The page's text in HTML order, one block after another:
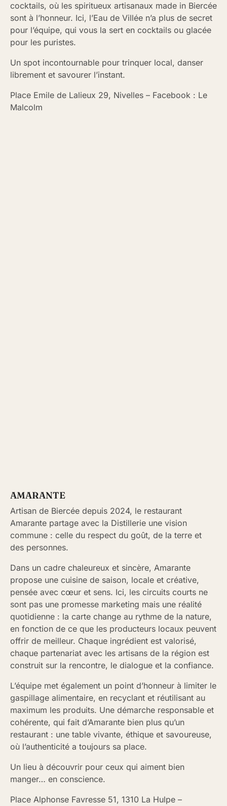
cocktails, où les spiritueux artisanaux made in Biercée
sont à l’honneur. Ici, l’Eau de Villée n’a plus de secret
pour l’équipe, qui vous la sert en cocktails ou glacée
pour les puristes.
Un spot incontournable pour trinquer local, danser
librement et savourer l’instant.
Place Emile de Lalieux 29, Nivelles – Facebook : Le
Malcolm
AMARANTE
Artisan de Biercée depuis 2024, le restaurant
Amarante partage avec la Distillerie une vision
commune : celle du respect du goût, de la terre et
des personnes.
Dans un cadre chaleureux et sincère, Amarante
propose une cuisine de saison, locale et créative,
pensée avec cœur et sens. Ici, les circuits courts ne
sont pas une promesse marketing mais une réalité
quotidienne : la carte change au rythme de la nature,
en fonction de ce que les producteurs locaux peuvent
offrir de meilleur. Chaque ingrédient est valorisé,
chaque partenariat avec les artisans de la région est
construit sur la rencontre, le dialogue et la confiance.
L’équipe met également un point d’honneur à limiter le
gaspillage alimentaire, en recyclant et réutilisant au
maximum les produits. Une démarche responsable et
cohérente, qui fait d’Amarante bien plus qu’un
restaurant : une table vivante, éthique et savoureuse,
où l’authenticité a toujours sa place.
Un lieu à découvrir pour ceux qui aiment bien
manger… en conscience.
Place Alphonse Favresse 51, 1310 La Hulpe –